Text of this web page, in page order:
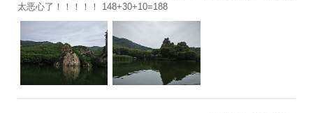
太恶心了！！！！！ 148+30+10=188